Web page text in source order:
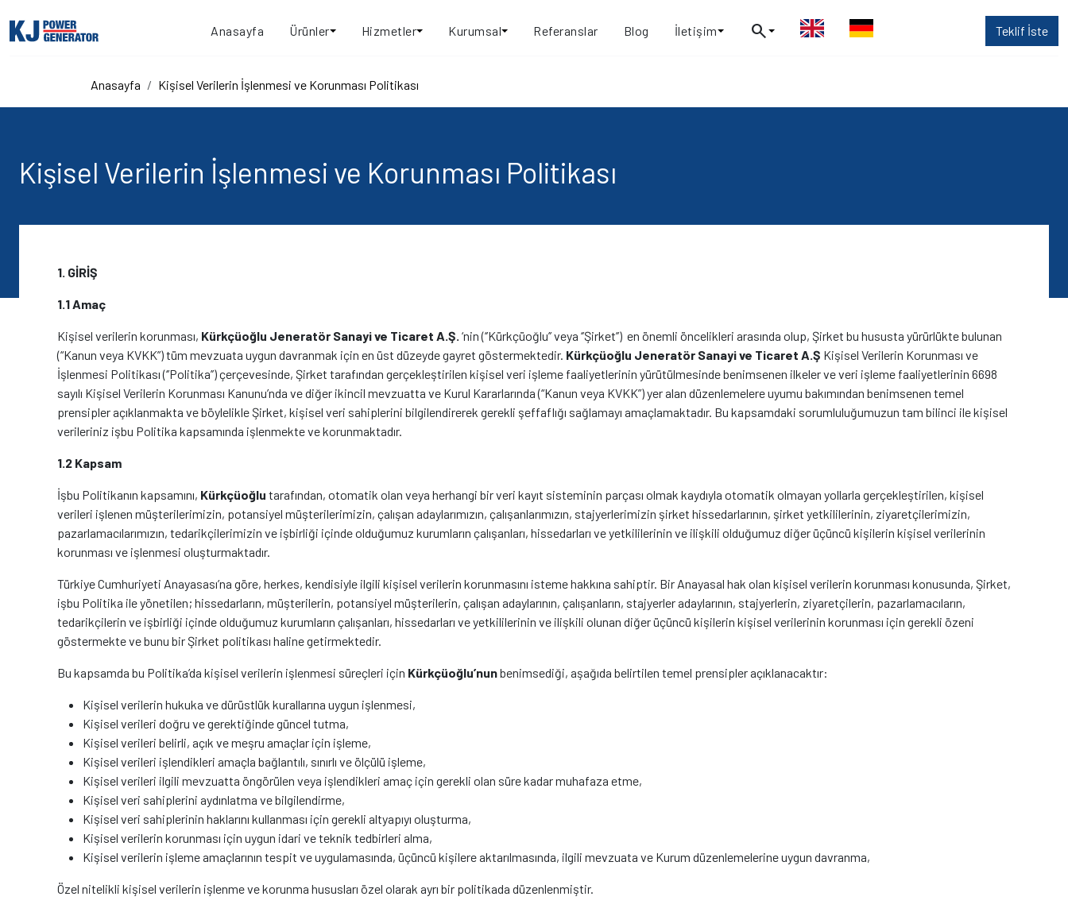
Anasayfa Ürünler Hizmetler Kurumsal Referanslar Blog İletişim search Teklif İste
Anasayfa Kişisel Verilerin İşlenmesi ve Korunması Politikası
Kişisel Verilerin İşlenmesi ve Korunması Politikası
1. GİRİŞ
1.1 Amaç
Kişisel verilerin korunması, Kürkçüoğlu Jeneratör Sanayi ve Ticaret A.Ş. ‘nin (‘’Kürkçüoğlu’’ veya ‘’Şirket’’) en önemli öncelikleri arasında olup, Şirket bu hususta yürürlükte bulunan
(“Kanun veya KVKK”) tüm mevzuata uygun davranmak için en üst düzeyde gayret göstermektedir. Kürkçüoğlu Jeneratör Sanayi ve Ticaret A.Ş Kişisel Verilerin Korunması ve
İşlenmesi Politikası (‘’Politika’’) çerçevesinde, Şirket tarafından gerçekleştirilen kişisel veri işleme faaliyetlerinin yürütülmesinde benimsenen ilkeler ve veri işleme faaliyetlerinin 6698
sayılı Kişisel Verilerin Korunması Kanunu’nda ve diğer ikincil mevzuatta ve Kurul Kararlarında (“Kanun veya KVKK”) yer alan düzenlemelere uyumu bakımından benimsenen temel
prensipler açıklanmakta ve böylelikle Şirket, kişisel veri sahiplerini bilgilendirerek gerekli şeffaflığı sağlamayı amaçlamaktadır. Bu kapsamdaki sorumluluğumuzun tam bilinci ile kişisel
verileriniz işbu Politika kapsamında işlenmekte ve korunmaktadır.
1.2 Kapsam
İşbu Politikanın kapsamını, Kürkçüoğlu tarafından, otomatik olan veya herhangi bir veri kayıt sisteminin parçası olmak kaydıyla otomatik olmayan yollarla gerçekleştirilen, kişisel
verileri işlenen müşterilerimizin, potansiyel müşterilerimizin, çalışan adaylarımızın, çalışanlarımızın, stajyerlerimizin şirket hissedarlarının, şirket yetkililerinin, ziyaretçilerimizin,
pazarlamacılarımızın, tedarikçilerimizin ve işbirliği içinde olduğumuz kurumların çalışanları, hissedarları ve yetkililerinin ve ilişkili olduğumuz diğer üçüncü kişilerin kişisel verilerinin
korunması ve işlenmesi oluşturmaktadır.
Türkiye Cumhuriyeti Anayasası’na göre, herkes, kendisiyle ilgili kişisel verilerin korunmasını isteme hakkına sahiptir. Bir Anayasal hak olan kişisel verilerin korunması konusunda, Şirket,
işbu Politika ile yönetilen; hissedarların, müşterilerin, potansiyel müşterilerin, çalışan adaylarının, çalışanların, stajyerler adaylarının, stajyerlerin, ziyaretçilerin, pazarlamacıların,
tedarikçilerin ve işbirliği içinde olduğumuz kurumların çalışanları, hissedarları ve yetkililerinin ve ilişkili olunan diğer üçüncü kişilerin kişisel verilerinin korunması için gerekli özeni
göstermekte ve bunu bir Şirket politikası haline getirmektedir.
Bu kapsamda bu Politika’da kişisel verilerin işlenmesi süreçleri için Kürkçüoğlu’nunbenimsediği, aşağıda belirtilen temel prensipler açıklanacaktır:
Kişisel verilerin hukuka ve dürüstlük kurallarına uygun işlenmesi,
Kişisel verileri doğru ve gerektiğinde güncel tutma,
Kişisel verileri belirli, açık ve meşru amaçlar için işleme,
Kişisel verileri işlendikleri amaçla bağlantılı, sınırlı ve ölçülü işleme,
Kişisel verileri ilgili mevzuatta öngörülen veya işlendikleri amaç için gerekli olan süre kadar muhafaza etme,
Kişisel veri sahiplerini aydınlatma ve bilgilendirme,
Kişisel veri sahiplerinin haklarını kullanması için gerekli altyapıyı oluşturma,
Kişisel verilerin korunması için uygun idari ve teknik tedbirleri alma,
Kişisel verilerin işleme amaçlarının tespit ve uygulamasında, üçüncü kişilere aktarılmasında, ilgili mevzuata ve Kurum düzenlemelerine uygun davranma,
Özel nitelikli kişisel verilerin işlenme ve korunma hususları özel olarak ayrı bir politikada düzenlenmiştir.